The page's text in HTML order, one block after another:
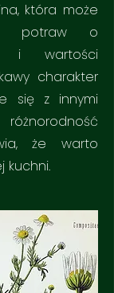
która może
potraw o
i wartości
charakter
się z innymi
że warto
kuchni.